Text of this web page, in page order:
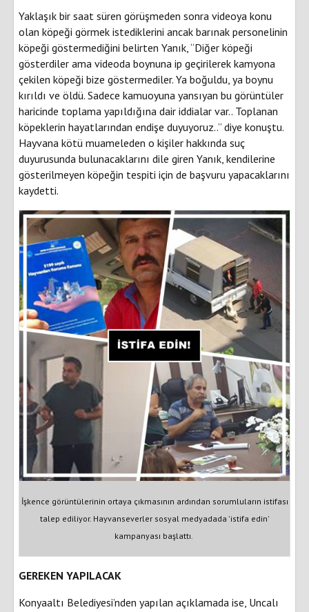
Yaklaşık bir saat süren görüşmeden sonra videoya konu
olan köpeği görmek istediklerini ancak barınak personelinin
köpeği göstermediğini belirten Yanık, “Diğer köpeği
gösterdiler ama videoda boynuna ip geçirilerek kamyona
çekilen köpeği bize göstermediler. Ya boğuldu, ya boynu
kırıldı ve öldü. Sadece kamuoyuna yansıyan bu görüntüler
haricinde toplama yapıldığına dair iddialar var.. Toplanan
köpeklerin hayatlarından endişe duyuyoruz..” diye konuştu.
Hayvana kötü muameleden o kişiler hakkında suç
duyurusunda bulunacaklarını dile giren Yanık, kendilerine
gösterilmeyen köpeğin tespiti için de başvuru yapacaklarını
kaydetti.
İşkence görüntülerinin ortaya çıkmasının ardından sorumluların istifası
talep ediliyor. Hayvanseverler sosyal medyadada 'istifa edin'
kampanyası başlattı.
GEREKEN YAPILACAK
Konyaaltı Belediyesi’nden yapılan açıklamada ise, Uncalı